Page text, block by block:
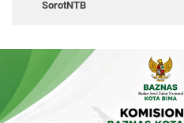
SorotNTB